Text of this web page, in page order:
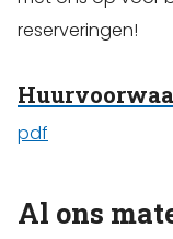
reserveringen!
pdf
Al ons